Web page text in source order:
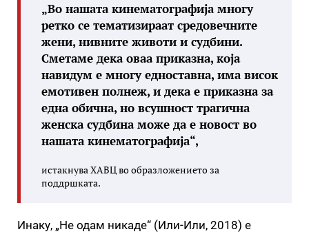
„Во нашата кинематографија многу
ретко се тематизираат средовечните
жени, нивните животи и судбини.
Сметаме дека оваа приказна, која
навидум е многу едноставна, има висок
емотивен полнеж, и дека е приказна за
една обична, но всушност трагична
женска судбина може да е новост во
нашата кинематографија“,
истакнува ХАВЦ во образложението за
поддршката.
Инаку, „Не одам никаде“ (Или-Или, 2018) е